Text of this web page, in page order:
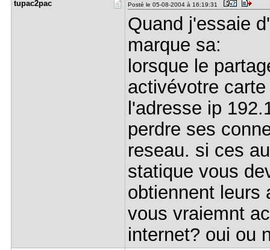
tupac2pac Posté le 05-08-2004 à 16:19:31
Quand j'essaie
marque sa:
lorsque le
activévotre
l'adresse ip
perdre ses
reseau. si ces
statique vous
obtiennent leurs
vous vraiemnt
internet? oui ou